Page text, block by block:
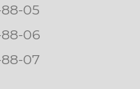
05
06
07